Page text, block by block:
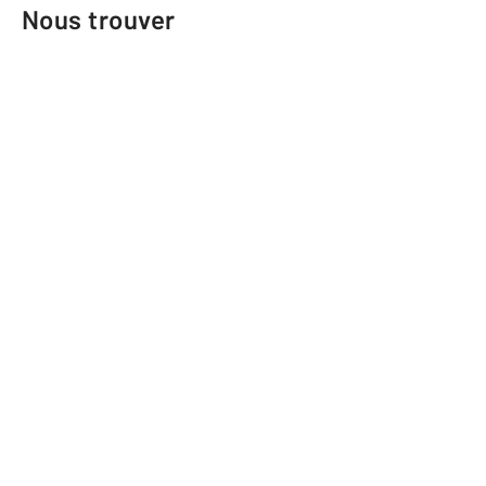
Nous trouver